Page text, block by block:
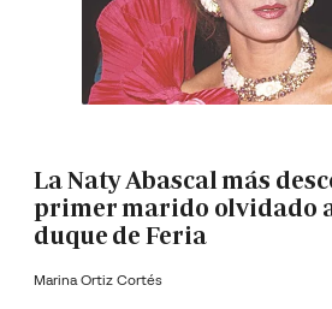
La Naty Abascal más
primer marido olvidado
duque de Feria
Marina Ortiz Cortés